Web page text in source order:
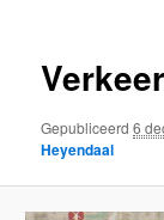
Gepubliceerd6
Heyendaal